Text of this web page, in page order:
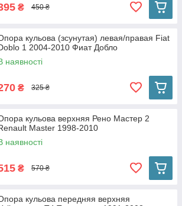
₴ 450 ₴
кульова (зсунутая) левая/правая Fiat
1 2004-2010 Фиат Добло
наявності
₴ 325 ₴
кульова верхняя Рено Мастер 2
Master 1998-2010
наявності
₴ 570 ₴
кульова передняя верхняя